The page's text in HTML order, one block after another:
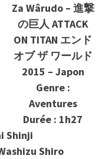
Za Wârudo – 進撃
の巨人 ATTACK
ON TITAN エンド
オブ ザ ワールド
2015 – Japon
Genre :
Aventures
Durée : 1h27
Shinji
Shiro